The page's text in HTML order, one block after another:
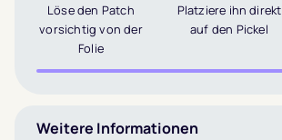
Löse den Patch
vorsichtig von der
Folie
Platziere ihn direkt
auf den Pickel
Weitere Informationen